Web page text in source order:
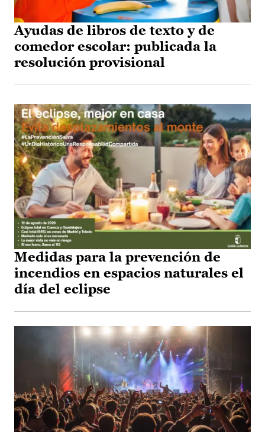
Ayudas de libros de texto y de
comedor escolar: publicada la
resolución provisional
Medidas para la prevención de
incendios en espacios naturales el
día del eclipse